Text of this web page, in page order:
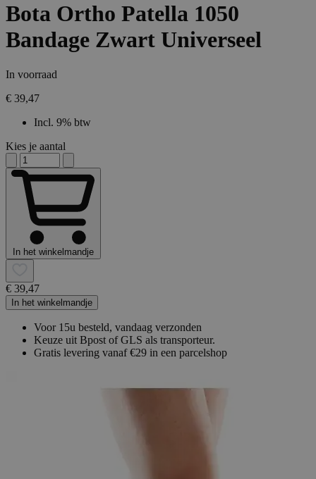
Bota Ortho Patella 1050
Bandage Zwart Universeel
In voorraad
€ 39,47
Incl. 9% btw
Kies je aantal
In het winkelmandje
€ 39,47
In het winkelmandje
Voor 15u besteld, vandaag verzonden
Keuze uit Bpost of GLS als transporteur.
Gratis levering vanaf €29 in een parcelshop